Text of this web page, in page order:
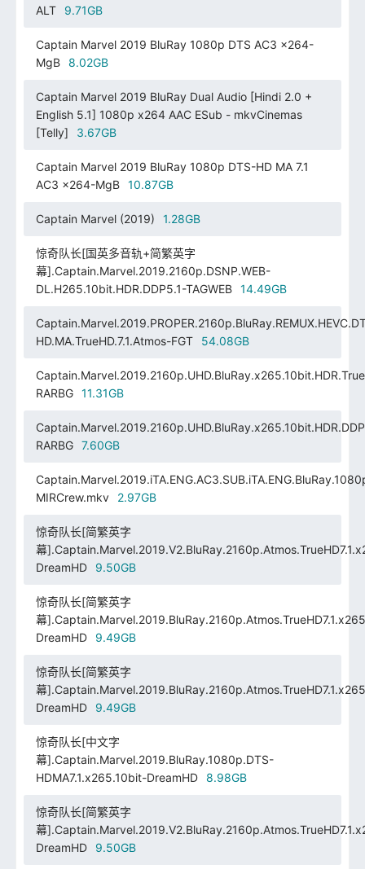
ALT
9.71GB
Captain Marvel 2019 BluRay 1080p DTS AC3 x264-
MgB
8.02GB
Captain Marvel 2019 BluRay Dual Audio [Hindi 2.0 +
English 5.1] 1080p x264 AAC ESub - mkvCinemas
[Telly]
3.67GB
Captain Marvel 2019 BluRay 1080p DTS-HD MA 7.1
AC3 x264-MgB
10.87GB
Captain Marvel (2019) 1.28GB
惊奇队长[国英多音轨+简繁英字
幕].Captain.Marvel.2019.2160p.DSNP.WEB-
DL.H265.10bit.HDR.DDP5.1-TAGWEB
14.49GB
HD.MA.TrueHD.7.1.Atmos-FGT
54.08GB
RARBG
11.31GB
RARBG
7.60GB
MIRCrew.mkv
2.97GB
惊奇队长[简繁英字
幕
DreamHD
9.50GB
惊奇队长[简繁英字
幕
DreamHD
9.49GB
惊奇队长[简繁英字
幕
DreamHD
9.49GB
惊奇队长[中文字
幕].Captain.Marvel.2019.BluRay.1080p.DTS-
HDMA7.1.x265.10bit-DreamHD
8.98GB
惊奇队长[简繁英字
幕
DreamHD
9.50GB